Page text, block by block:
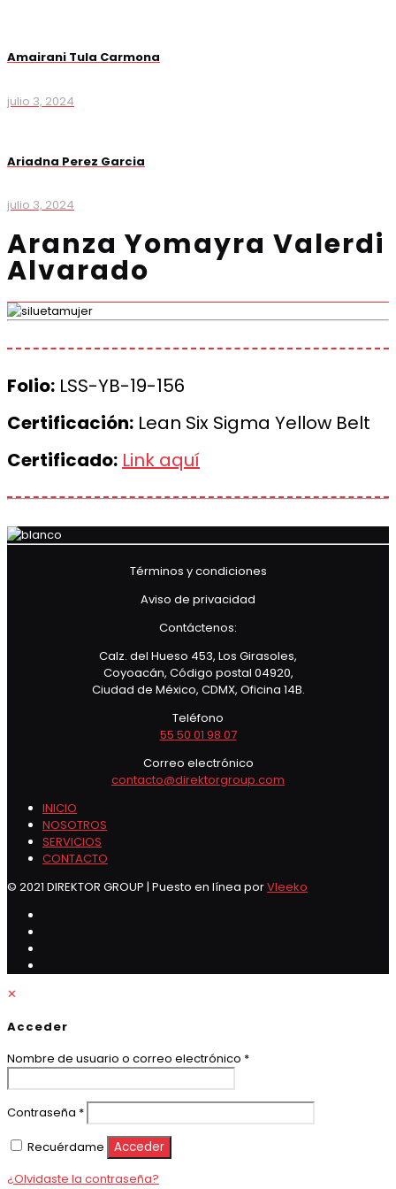
Amairani Tula Carmona
julio 3, 2024
Ariadna Perez Garcia
julio 3, 2024
Aranza Yomayra Valerdi
Alvarado
Folio: LSS-YB-19-156
Certificación: Lean Six Sigma Yellow Belt
Certificado: Link aquí
Términos y condiciones
Aviso de privacidad
Contáctenos:
Calz. del Hueso 453, Los Girasoles,
Coyoacán, Código postal 04920,
Ciudad de México, CDMX, Oficina 14B.
Teléfono
55 50 01 98 07
Correo electrónico
contacto@direktorgroup.com
INICIO
NOSOTROS
SERVICIOS
CONTACTO
© 2021 DIREKTOR GROUP | Puesto en línea porVleeko
✕
Acceder
Nombre de usuario o correo electrónico *Obligatorio
Contraseña *Obligatorio
Recuérdame
Acceder
¿Olvidaste la contraseña?